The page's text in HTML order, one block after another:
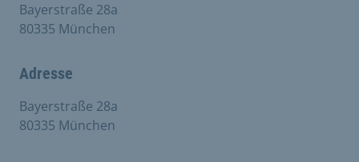
Bayerstraße 28a
80335 München
Adresse
Bayerstraße 28a
80335 München